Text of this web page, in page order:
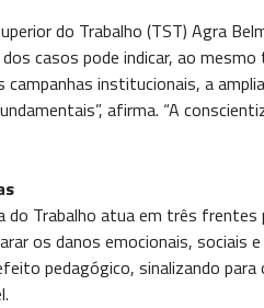
do Trabalho (TST) Agra
casos pode indicar, ao
campanhas institucionais, a
afirma. “A
Trabalho atua em três frentes
os danos emocionais, sociais
pedagógico, sinalizando